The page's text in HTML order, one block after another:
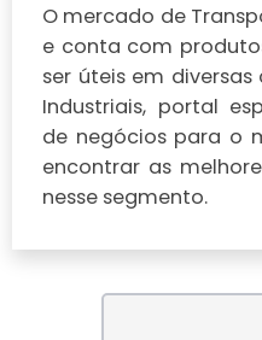
O mercado de
e conta com
ser úteis em diversas
Industriais, portal
de negócios para o
encontrar as
nesse segmento.